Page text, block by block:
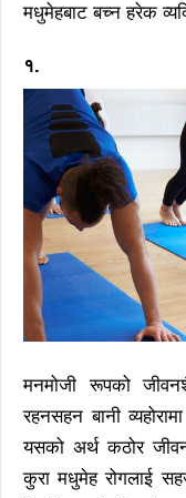
मधुमेहबाट बच्न हरेक
१.
मनमोजी रूपको
रहनसहन बानी
यसको अर्थ कठोर
कुरा मधुमेह रोगलाई